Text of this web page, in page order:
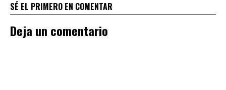
SÉ EL PRIMERO EN COMENTAR
Deja un comentario